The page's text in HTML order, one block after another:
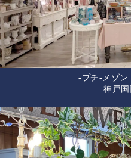
-プチ-メゾン
神戸